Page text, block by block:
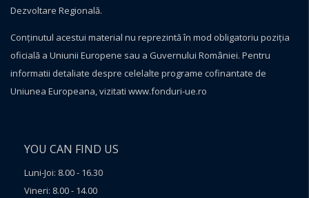
Dezvoltare Regională.
Conţinutul acestui material nu reprezintă în mod obligatoriu poziţia
oficială a Uniunii Europene sau a Guvernului României. Pentru
informatii detaliate despre celelalte programe cofinantate de
Uniunea Europeana, vizitati www.fonduri-ue.ro
YOU CAN FIND US
Luni-Joi: 8.00 - 16.30
Vineri: 8.00 - 14.00